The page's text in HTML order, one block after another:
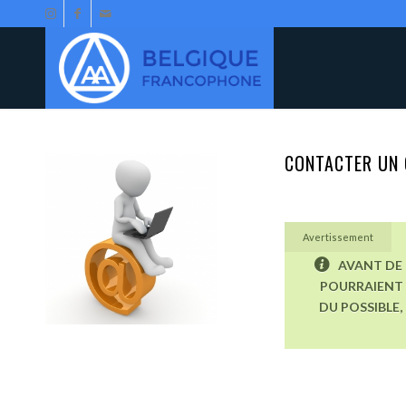
CONTACTER
Avertissement
AVANT DE
POURRAIENT
DU